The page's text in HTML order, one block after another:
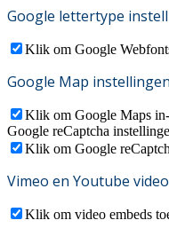
Google lettertype
Klik om Google
Google Map
Klik om Google Maps
Google reCaptcha
Klik om Google
Vimeo en Youtube
Klik om video embeds